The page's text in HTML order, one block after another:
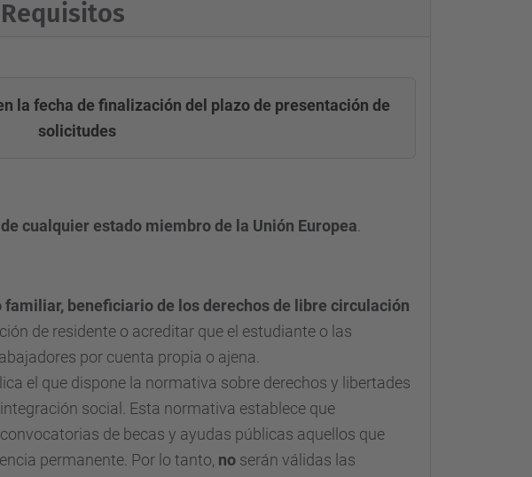
Requisitos
la fecha de finalización del plazo de presentación de
solicitudes
cualquier estado miembro de la Unión Europea
familiar, beneficiario de los derechos de libre circulación
de residente o acreditar que el estudiante o las
por cuenta propia o ajena.
el que dispone la normativa sobre derechos y libertades
social. Esta normativa establece que
de becas y ayudas públicas aquellos que
permanente. Por lo tanto, no serán válidas las